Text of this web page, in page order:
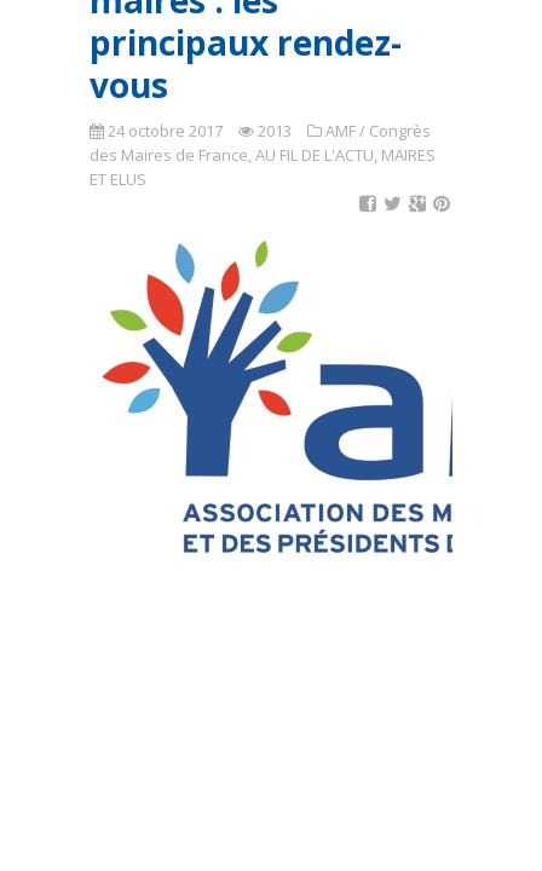
principaux rendez-
vous
24 octobre 2017 2013
AMF / Congrès
des Maires de France,AU FIL DE L'ACTU, MAIRES
ET ELUS